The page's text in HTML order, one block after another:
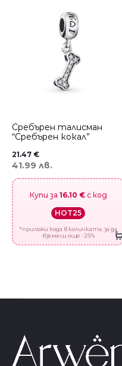
Сребърен талисман
“Сребърен кокал”
21.47 €
41.99 лв.
Купи за 16.10 €с код
HOT25
*приложи кода в количката, за да
вземеш още -25%